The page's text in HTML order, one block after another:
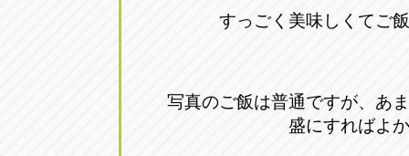
すっごく美味しくてご
写真のご飯は普通ですが、あ
盛にすればよ